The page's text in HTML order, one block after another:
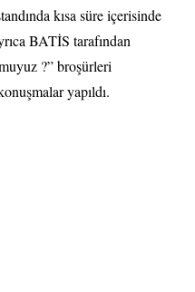
kısa süre içerisinde
BATİS tarafından
?” broşürleri
yapıldı.